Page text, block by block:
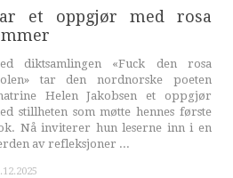
et oppgjør med rosa
diktsamlingen «Fuck den rosa
tar den nordnorske poeten
Helen Jakobsen et oppgjør
stillheten som møtte hennes første
Nå inviterer hun leserne inn i en
av refleksjoner ...